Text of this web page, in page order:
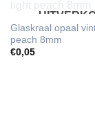
Glaskraal opaal
peach 8mm
€0,05